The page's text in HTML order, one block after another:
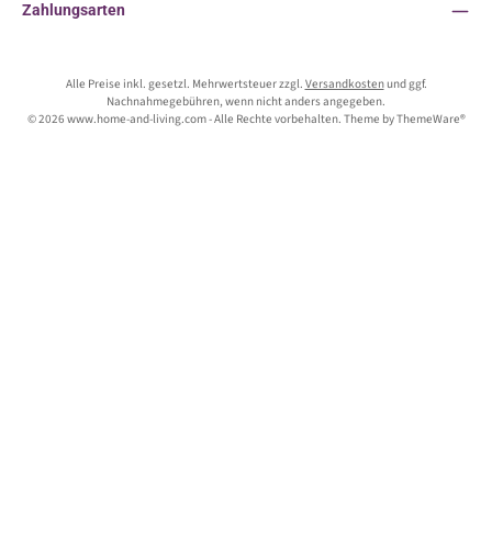
Zahlungsarten
Alle Preise inkl. gesetzl. Mehrwertsteuer zzgl. Versandkostenund ggf.
Nachnahmegebühren, wenn nicht anders angegeben.
© 2026 www.home-and-living.com - Alle Rechte vorbehalten. Theme byThemeWare®